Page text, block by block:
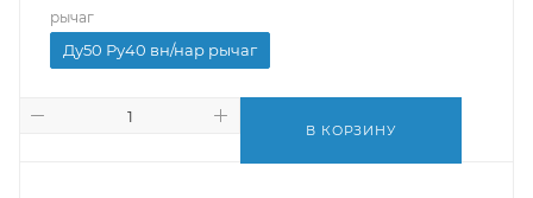
рычаг
Ду50 Ру40 вн/нар рычаг
В КОРЗИНУ